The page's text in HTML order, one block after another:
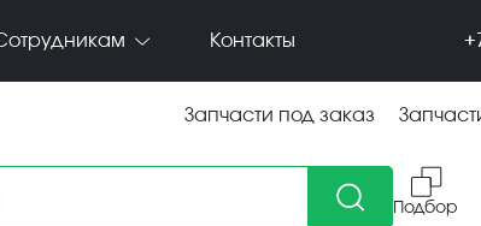
Контакты
Запчасти под заказ
Подбор